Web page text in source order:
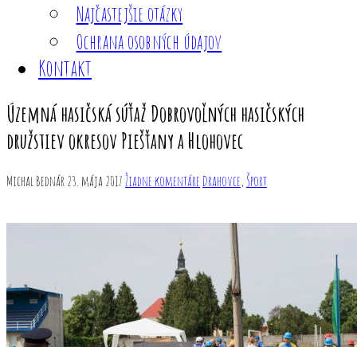
Najčastejšie otázky
Ochrana osobných údajov
Kontakt
Územná hasičská súťaž Dobrovoľných hasičských
družstiev okresov Piešťany a Hlohovec
Michal Bednár 23. mája 2017 Žiadne komentáre Drahovce, Šport